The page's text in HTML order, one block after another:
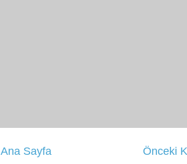
Önceki
Ana Sayfa